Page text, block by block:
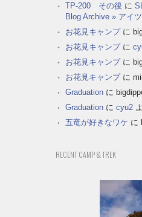
TP-200 その後 に
Blog Archive » アイ
お花見キャンプに
お花見キャンプに
お花見キャンプに
お花見キャンプに
Graduation に
Graduation に cyu2
五竜が好きなワケ に
RECENT CAMP & TREK